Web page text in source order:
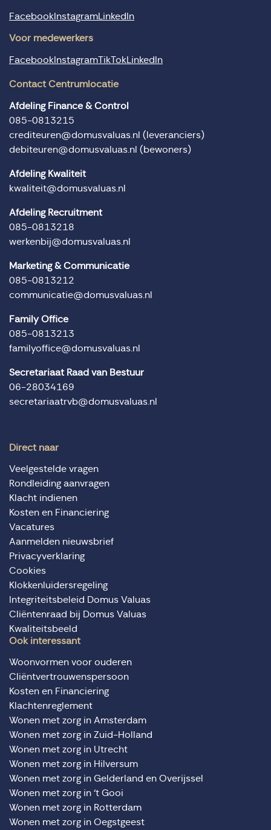
Facebook Instagram LinkedIn
Voor medewerkers
Facebook InstagramTikTok LinkedIn
Contact Centrumlocatie
Afdeling Finance & Control
085-0813215
crediteuren@domusvaluas.nl (leveranciers)
debiteuren@domusvaluas.nl (bewoners)
Afdeling Kwaliteit
kwaliteit@domusvaluas.nl
Afdeling Recruitment
085-0813218
werkenbij@domusvaluas.nl
Marketing & Communicatie
085-0813212
communicatie@domusvaluas.nl
Family Office
085-0813213
familyoffice@domusvaluas.nl
Secretariaat Raad van Bestuur
06-28034169
secretariaatrvb@domusvaluas.nl
Direct naar
Veelgestelde vragen
Rondleiding aanvragen
Klacht indienen
Kosten en Financiering
Vacatures
Aanmelden nieuwsbrief
Privacyverklaring
Cookies
Klokkenluidersregeling
Integriteitsbeleid Domus Valuas
Cliëntenraad bij Domus Valuas
Kwaliteitsbeeld
Ook interessant
Woonvormen voor ouderen
Cliëntvertrouwenspersoon
Kosten en Financiering
Klachtenreglement
Wonen met zorg in Amsterdam
Wonen met zorg in Zuid-Holland
Wonen met zorg in Utrecht
Wonen met zorg in Hilversum
Wonen met zorg in Gelderland en Overijssel
Wonen met zorg in ‘t Gooi
Wonen met zorg in Rotterdam
Wonen met zorg in Oegstgeest